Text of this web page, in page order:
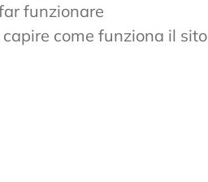
funzionare
come funziona il sito